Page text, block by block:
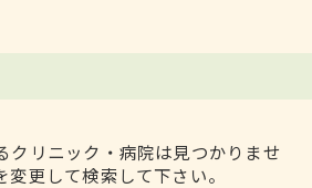
クリニック・病院は見つかりませ
更して検索して下さい。